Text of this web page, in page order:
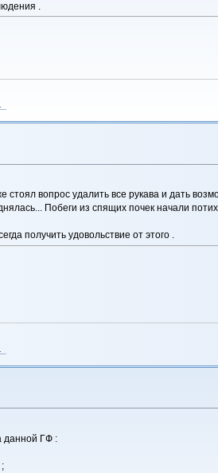
.
вопрос удалить все рукава и дать
Побеги из спящих почек начали
получить удовольствие от этого .
данной ГФ :